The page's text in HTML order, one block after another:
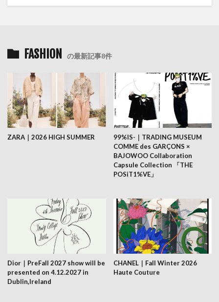
FASHION の最新記事8件
ZARA｜2026 HIGH SUMMER
99%IS-｜TRADING MUSEUM
COMME des GARÇONS ×
BAJOWOO Collaboration
Capsule Collection 「THE
POSiT1%VE」
Dior｜PreFall 2027 show will be
presented on 4.12.2027 in
Dublin,Ireland
CHANEL｜Fall Winter 2026
Haute Couture